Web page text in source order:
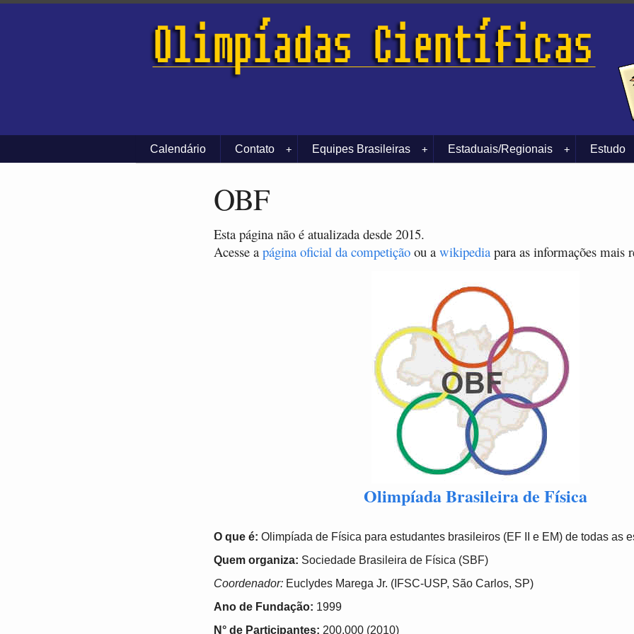
Calendário +
Contato +
Equipes Brasileiras +
Estaduais/Regionais Estudo
OBF
Esta página não é atualizada desde 2015.
Acesse a página oficial da competição ou a wikipedia para as informações mais
Olimpíada Brasileira de Física
O que é: Olimpíada de Física para estudantes brasileiros (EF II e EM) de todas as
Quem organiza: Sociedade Brasileira de Física (SBF)
Coordenador: Euclydes Marega Jr. (IFSC-USP, São Carlos, SP)
Ano de Fundação: 1999
N° de Participantes: 200.000 (2010)